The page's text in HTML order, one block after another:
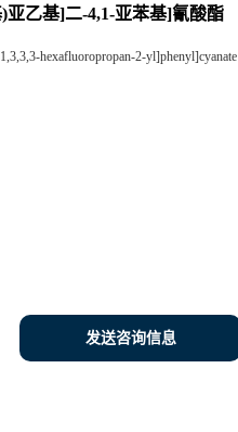
亚乙基]二-4,1-亚苯基]氰酸酯
hexafluoropropan-2-yl]phenyl]cyanate
发送咨询信息